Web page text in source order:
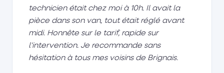
technicien était chez moi à 10h. Il avait la
pièce dans son van, tout était réglé avant
midi. Honnête sur le tarif, rapide sur
l'intervention. Je recommande sans
hésitation à tous mes voisins de Brignais.